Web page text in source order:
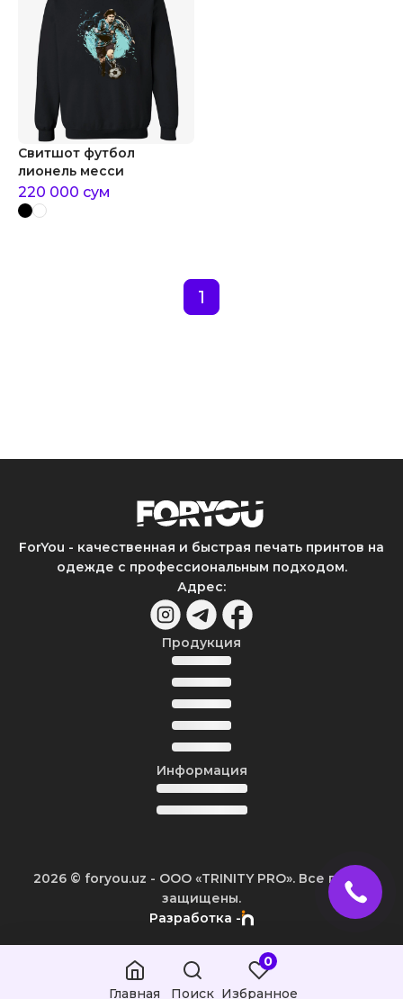
Свитшот футбол
лионель месси
220 000 сум
1
ForYou - качественная и быстрая печать принтов на
одежде с профессиональным подходом.
Адрес:
Продукция
Информация
2026 © foryou.uz - ООО «TRINITY PRO». Все права
защищены.
Разработка -
Главная Поиск
0
Избранное